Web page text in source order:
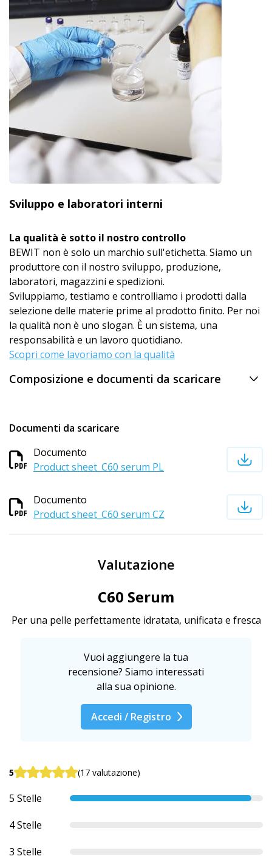
Sviluppo e laboratori interni
La qualità è sotto il nostro controllo
BEWIT non è solo un marchio sull'etichetta. Siamo un
produttore con il nostro sviluppo, produzione,
laboratori, magazzini e spedizioni.
Sviluppiamo, testiamo e controlliamo i prodotti dalla
selezione delle materie prime al prodotto finito. Per noi
la qualità non è uno slogan. È un sistema, una
responsabilità e un lavoro quotidiano.
Scopri come lavoriamo con la qualità
Composizione e documenti da scaricare
Documenti da scaricare
Documento
Product sheet_C60 serum PL
Documento
Product sheet_C60 serum CZ
Valutazione
C60 Serum
Per una pelle perfettamente idratata, unificata e fresca
Vuoi aggiungere la tua
recensione? Siamo interessati
alla sua opinione.
Accedi / Registro
5 (17 valutazione)
5 Stelle
4 Stelle
3 Stelle